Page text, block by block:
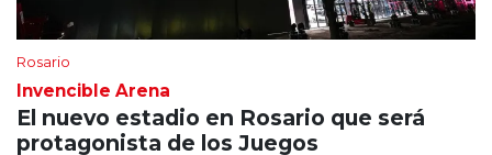
Rosario
Invencible Arena
El nuevo estadio en Rosario que será
protagonista de los Juegos